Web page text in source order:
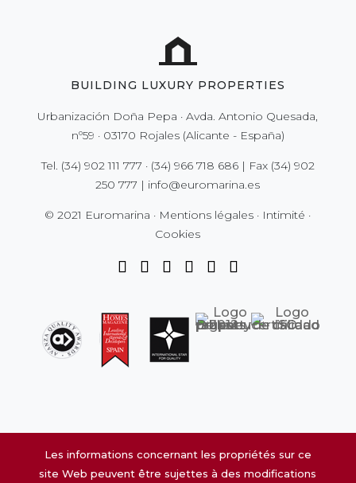
BUILDING LUXURY PROPERTIES
Urbanización Doña Pepa · Avda. Antonio Quesada,
nº59 · 03170 Rojales (Alicante - España)
Tel. (34) 902 111 777 · (34) 966 718 686| Fax (34) 902
250 777 | info@euromarina.es
© 2021 Euromarina · Mentions légales · Intimité ·
Cookies
Les informations concernant les propriétés sur ce
site Web peuvent être sujettes à des modifications